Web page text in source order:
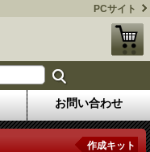
PCサイト
お問い合わせ
作成キット